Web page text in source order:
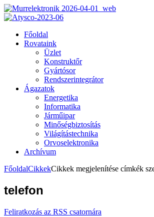
Főoldal
Rovataink
Üzlet
Konstruktőr
Gyártósor
Rendszerintegrátor
Ágazatok
Energetika
Informatika
Járműipar
Minőségbiztosítás
Világítástechnika
Orvoselektronika
Archívum
FőoldalCikkekCikkek megjelenítése címkék
telefon
Feliratkozás az RSS csatornára